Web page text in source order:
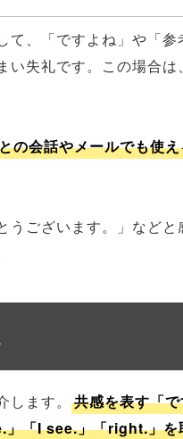
て、「ですよね」や「
い失礼です。この場合
の会話やメールでも使
うございます。」など
ます。
共感を表す「
「I see.」「right.」を